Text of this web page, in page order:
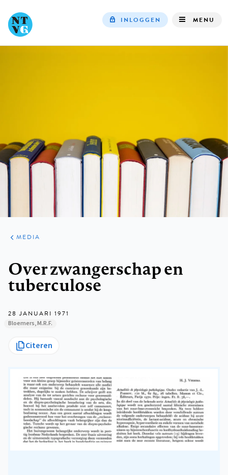
INLOGGEN MENU
ARTIKELEN
VARIA
MEDIA
Over zwangerschap en
tuberculose
28 JANUARI 1971
Bloemers, M.R.F.
Citeren